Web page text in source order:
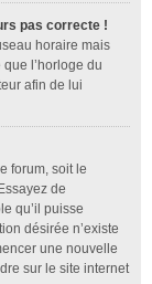
pas correcte !
horaire mais
l’horloge du
afin de lui
forum, soit le
de
qu’il puisse
désirée n’existe
une nouvelle
sur le site internet